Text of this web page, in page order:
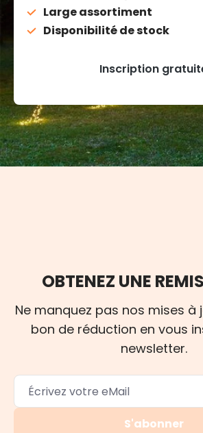
Large assortiment
Disponibilité de stock
Inscription
OBTENEZ UNE
Ne manquez pas nos mises à
bon de réduction en vous
newsletter.
S'abonner